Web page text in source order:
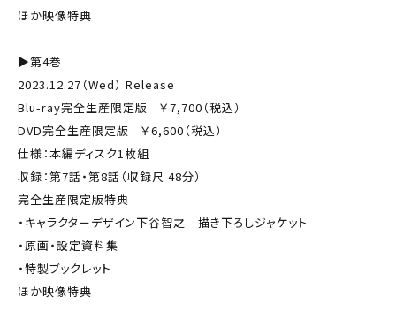
ほか映像特典
▶第4巻
2023.12.27（Wed） Release
Blu-ray完全生産限定版 ￥7,700（税込）
DVD完全生産限定版 ￥6,600（税込）
仕様：本編ディスク1枚組
収録：第7話・第8話（収録尺 48分）
完全生産限定版特典
・キャラクターデザイン下谷智之 描き下ろしジャケット
・原画・設定資料集
・特製ブックレット
ほか映像特典